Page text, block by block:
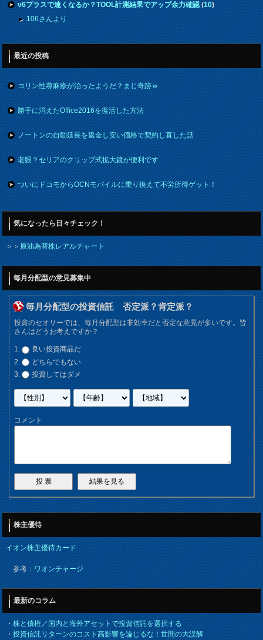
v6プラスで速くなるか？TOOL計測結果でアップ余力確認(10)
106さんより
最近の投稿
コリン性蕁麻疹が治ったようだ？まじ奇跡ｗ
勝手に消えたOffice2016を復活した方法
ノートンの自動延長を返金し安い価格で契約し直した話
老眼？セリアのクリップ式拡大鏡が便利です
ついにドコモからOCNモバイルに乗り換えて不労所得ゲット！
気になったら日々チェック！
＞＞原油為替株レアルチャート
毎月分配型の意見募集中
毎月分配型の投資信託 否定派？肯定派？
投資のセオリーでは、毎月分配型は非効率だと否定な意見が多いです。皆
さんはどうお考えですか？
良い投資商品だ
どちらでもない
投資してはダメ
コメント
株主優待
イオン株主優待カード
参考：ワオンチャージ
最新のコラム
・株と債権／国内と海外アセットで投資信託を選択する
・投資信託リターンのコスト高影響を論じるな！世間の大誤解